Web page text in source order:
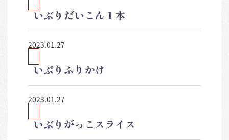
いぶりだいこん１本
2023.01.27
いぶりふりかけ
2023.01.27
いぶりがっこスライス